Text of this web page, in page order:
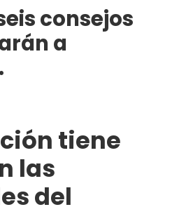
consejos
a
tiene
las
del